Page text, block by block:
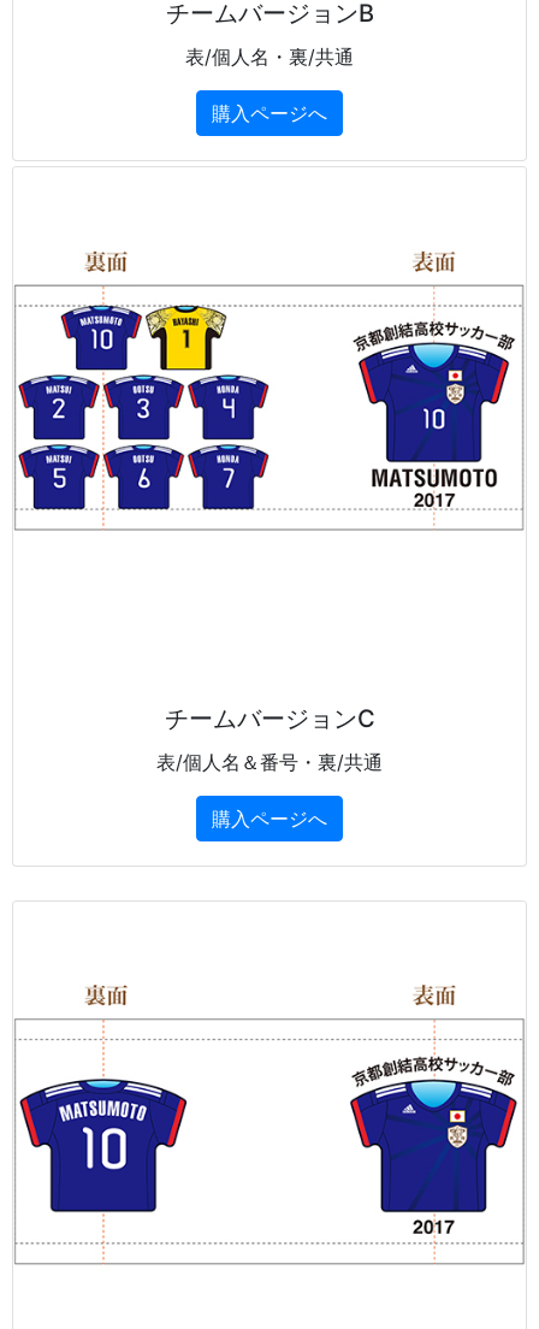
チームバージョンB
表/個人名・裏/共通
購入ページへ
チームバージョンC
表/個人名＆番号・裏/共通
購入ページへ